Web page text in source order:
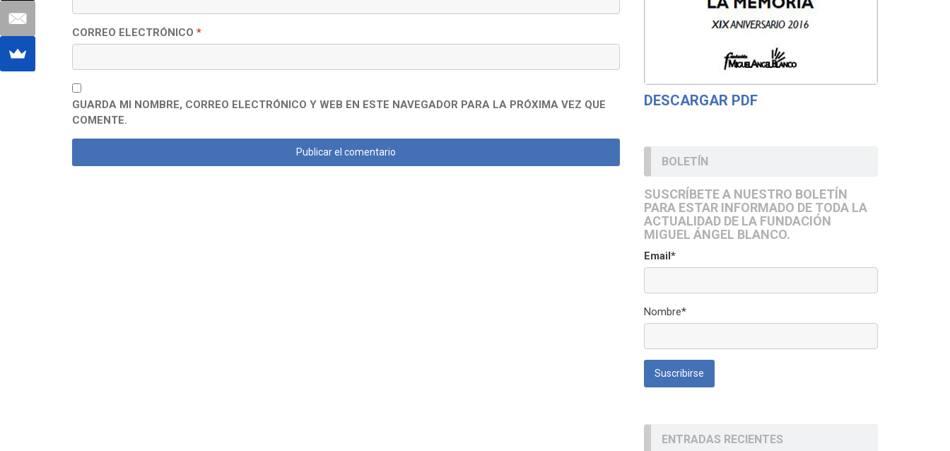
CORREO ELECTRÓNICO *
GUARDA MI NOMBRE, CORREO ELECTRÓNICO Y WEB EN ESTE NAVEGADOR PARA LA PRÓXIMA VEZ QUE
COMENTE.
DESCARGAR PDF
BOLETÍN
SUSCRÍBETE A NUESTRO BOLETÍN
PARA ESTAR INFORMADO DE TODA LA
ACTUALIDAD DE LA FUNDACIÓN
MIGUEL ÁNGEL BLANCO.
Email*
Nombre*
ENTRADAS RECIENTES